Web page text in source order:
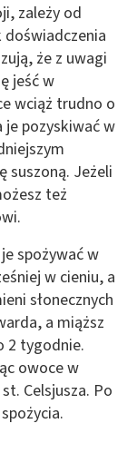
zależy od
doświadczenia
że z uwagi
jeść w
wciąż trudno o
pozyskiwać w
suszoną. Jeżeli
też
spożywać w
w cieniu, a
słonecznych
a miąższ
2 tygodnie.
owoce w
Celsjusza. Po